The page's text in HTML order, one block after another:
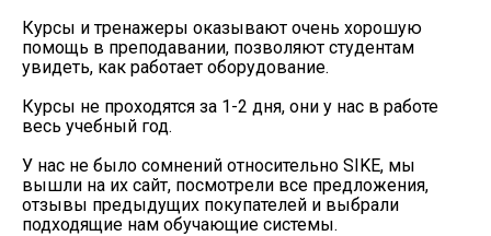
Курсы и тренажеры оказывают очень хорошую
помощь в преподавании, позволяют студентам
увидеть, как работает оборудование.
Курсы не проходятся за 1-2 дня, они у нас в работе
весь учебный год.
У нас не было сомнений относительно SIKE, мы
вышли на их сайт, посмотрели все предложения,
отзывы предыдущих покупателей и выбрали
подходящие нам обучающие системы.